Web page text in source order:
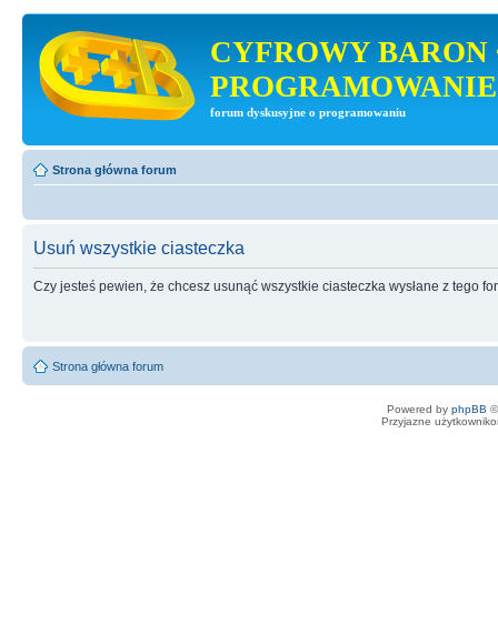
CYFROWY BARON
PROGRAMOWANIE
forum dyskusyjne o programowaniu
Strona główna forum
Usuń wszystkie ciasteczka
Czy jesteś pewien, że chcesz usunąć wszystkie ciasteczka wysłane z tego
Strona główna forum
Powered by phpBB
Przyjazne